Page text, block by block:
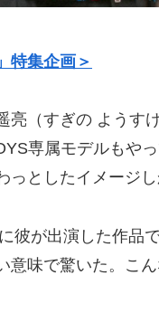
特集企画＞
亮（すぎの ようす
専属モデルもや
っとしたイメージし
彼が出演した作品
意味で驚いた。こ